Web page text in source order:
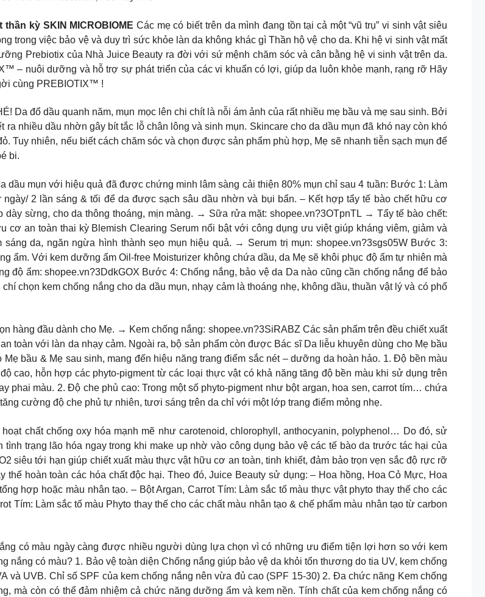
kỳ SKIN MICROBIOME Các mẹ có biết trên da mình đang tồn tại cả một “vũ trụ” vi sinh vật siêu
trong việc bảo vệ và duy trì sức khỏe làn da không khác gì Thần hộ vệ cho da. Khi hệ vi sinh vật mất
Prebiotix của Nhà Juice Beauty ra đời với sứ mệnh chăm sóc và cân bằng hệ vi sinh vật trên da.
– nuôi dưỡng và hỗ trợ sự phát triển của các vi khuẩn có lợi, giúp da luôn khỏe mạnh, rạng rỡ Hãy
cùng PREBIOTIX™ !
Da đổ dầu quanh năm, mụn mọc lên chi chít là nỗi ám ảnh của rất nhiều mẹ bầu và mẹ sau sinh. Bởi
nhiều dầu nhờn gây bít tắc lỗ chân lông và sinh mụn. Skincare cho da dầu mụn đã khó nay còn khó
Tuy nhiên, nếu biết cách chăm sóc và chọn được sản phẩm phù hợp, Mẹ sẽ nhanh tiễn sạch mụn để
bi.
dầu mụn với hiệu quả đã được chứng minh lâm sàng cải thiện 80% mụn chỉ sau 4 tuần: Bước 1: Làm
2 lần sáng & tối để da được sạch sâu dầu nhờn và bụi bẩn. – Kết hợp tẩy tế bào chết hữu cơ
sừng, cho da thông thoáng, mịn màng. → Sữa rửa mặt: shopee.vn?3OTpnTL → Tẩy tế bào chết:
cơ an toàn thai kỳ Blemish Clearing Serum nổi bật với công dụng ưu việt giúp kháng viêm, giảm và
da, ngăn ngừa hình thành sẹo mụn hiệu quả. → Serum trị mụn: shopee.vn?3sgs05W Bước 3:
ẩm. Với kem dưỡng ẩm Oil-free Moisturizer không chứa dầu, da Mẹ sẽ khôi phục độ ẩm tự nhiên mà
độ ẩm: shopee.vn?3DdkGOX Bước 4: Chống nắng, bảo vệ da Da nào cũng cần chống nắng để bảo
chọn kem chống nắng cho da dầu mụn, nhạy cảm là thoáng nhẹ, không dầu, thuần vật lý và có phổ
hàng đầu dành cho Mẹ. → Kem chống nắng: shopee.vn?3SiRABZ Các sản phẩm trên đều chiết xuất
toàn với làn da nhạy cảm. Ngoài ra, bộ sản phẩm còn được Bác sĩ Da liễu khuyên dùng cho Mẹ bầu
bầu & Mẹ sau sinh, mang đến hiệu năng trang điểm sắc nét – dưỡng da hoàn hảo. 1. Độ bền màu
cao, hỗn hợp các phyto-pigment từ các loại thực vật có khả năng tăng độ bền màu khi sử dụng trên
phai màu. 2. Độ che phủ cao: Trong một số phyto-pigment như bột argan, hoa sen, carrot tím… chứa
cường độ che phủ tự nhiên, tươi sáng trên da chỉ với một lớp trang điểm mỏng nhẹ.
chất chống oxy hóa mạnh mẽ như carotenoid, chlorophyll, anthocyanin, polyphenol… Do đó, sử
trạng lão hóa ngay trong khi make up nhờ vào công dụng bảo vệ các tế bào da trước tác hại của
siêu tới hạn giúp chiết xuất màu thực vật hữu cơ an toàn, tinh khiết, đảm bảo trọn vẹn sắc độ rực rỡ
hoàn toàn các hóa chất độc hại. Theo đó, Juice Beauty sử dụng: – Hoa hồng, Hoa Cỏ Mực, Hoa
hợp hoặc màu nhân tạo. – Bột Argan, Carrot Tím: Làm sắc tố màu thực vật phyto thay thế cho các
Tím: Làm sắc tố màu Phyto thay thế cho các chất màu nhân tạo & chế phẩm màu nhân tạo từ carbon
có màu ngày càng được nhiều người dùng lựa chọn vì có những ưu điểm tiện lợi hơn so với kem
nắng có màu? 1. Bảo vệ toàn diện Chống nắng giúp bảo vệ da khỏi tổn thương do tia UV, kem chống
và UVB. Chỉ số SPF của kem chống nắng nên vừa đủ cao (SPF 15-30) 2. Đa chức năng Kem chống
mà còn có thể đảm nhiệm cả chức năng dưỡng ẩm và kem nền. Tính chất của kem chống nắng có